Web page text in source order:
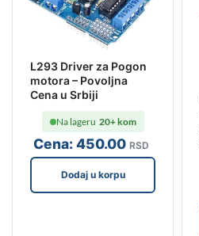
L293 Driver za Pogon
motora – Povoljna
Cena u Srbiji
Cena:450.00 RSD
Na lageru 20+ kom
Dodaj u korpu